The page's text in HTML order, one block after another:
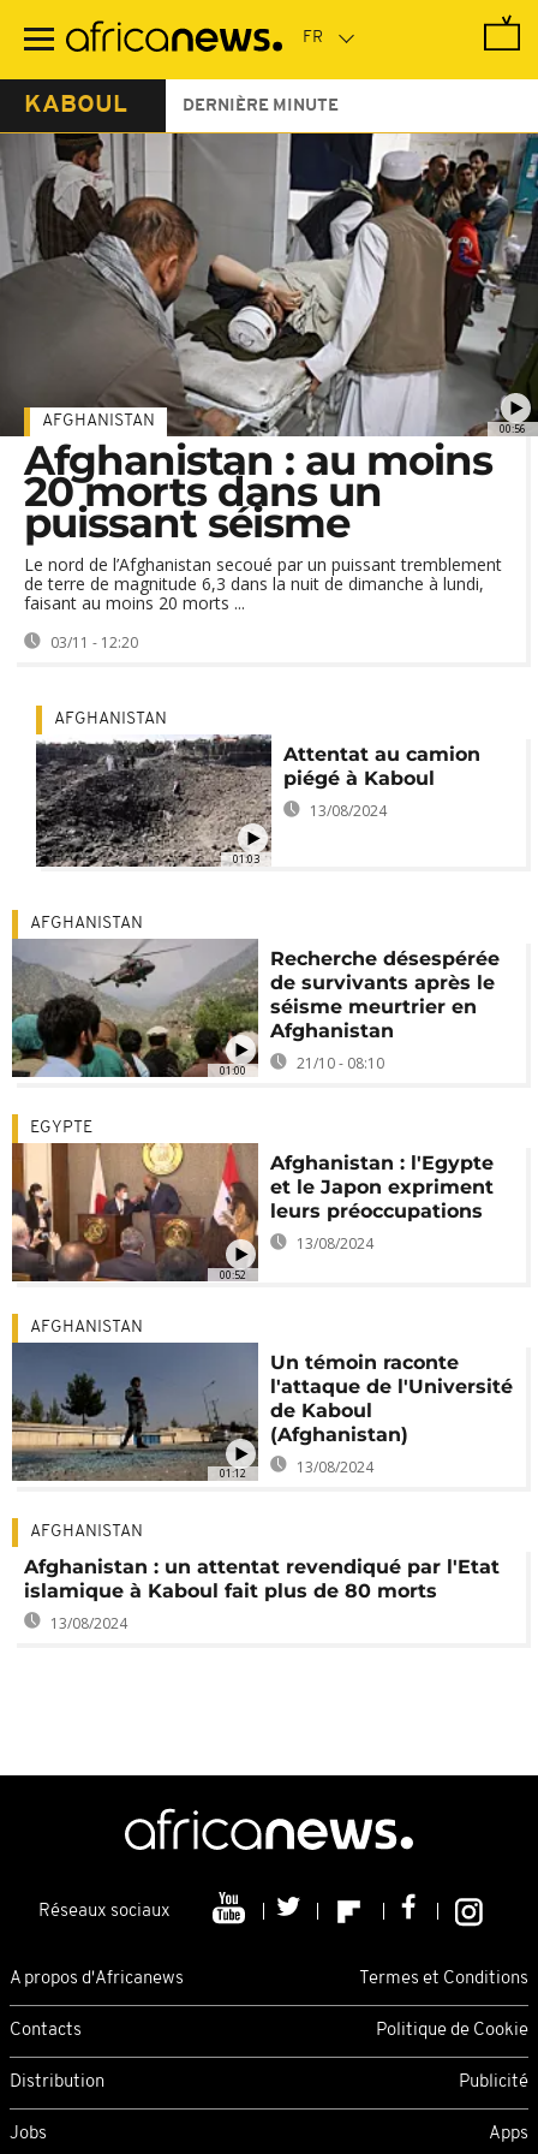
contenu
KABOUL DERNIÈRE MINUTE
00:56
AFGHANISTAN
Afghanistan : au moins
20 morts dans un
puissant séisme
Le nord de l’Afghanistan secoué par un puissant tremblement
de terre de magnitude 6,3 dans la nuit de dimanche à lundi,
faisant au moins 20 morts ...
03/11 - 12:20
01:03
AFGHANISTAN
Attentat au camion
piégé à Kaboul
13/08/2024
01:00
AFGHANISTAN
Recherche désespérée
de survivants après le
séisme meurtrier en
Afghanistan
21/10 - 08:10
00:52
EGYPTE
Afghanistan : l'Egypte
et le Japon expriment
leurs préoccupations
13/08/2024
01:12
AFGHANISTAN
Un témoin raconte
l'attaque de l'Université
de Kaboul
(Afghanistan)
13/08/2024
AFGHANISTAN
Afghanistan : un attentat revendiqué par l'Etat
islamique à Kaboul fait plus de 80 morts
13/08/2024
Réseaux sociaux
A propos d'Africanews Termes et Conditions
Contacts Politique de Cookie
Distribution Publicité
Jobs Apps